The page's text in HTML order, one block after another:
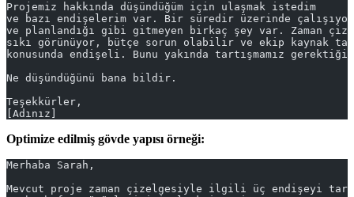
Projemiz hakkında düşündüğüm için ulaşmak istedim
ve bazı endişelerim var. Bir süredir üzerinde
ve planlandığı gibi gitmeyen birkaç şey var. Zaman
sıkı görünüyor, bütçe sorun olabilir ve ekip kaynak
konusunda endişeli. Bunu yakında tartışmamız
Ne düşündüğünü bana bildir.
Teşekkürler,
[Adınız]
Optimize edilmiş gövde yapısı örneği:
Merhaba Sarah,
Mevcut proje zaman çizelgesiyle ilgili üç endişeyi